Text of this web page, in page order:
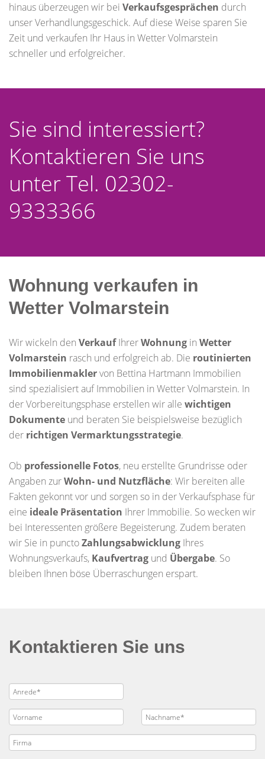
hinaus überzeugen wir bei Verkaufsgesprächen durch
unser Verhandlungsgeschick. Auf diese Weise sparen Sie
Zeit und verkaufen Ihr Haus in Wetter Volmarstein
schneller und erfolgreicher.
Sie sind interessiert?
Kontaktieren Sie uns
unter Tel. 02302-
9333366
Wohnung verkaufen in
Wetter Volmarstein
Wir wickeln den VerkaufIhrerWohnung in Wetter
Volmarstein rasch und erfolgreich ab. Die routinierten
Immobilienmaklervon Bettina Hartmann Immobilien
sind spezialisiert auf Immobilien in Wetter Volmarstein. In
der Vorbereitungsphase erstellen wir alle wichtigen
Dokumente und beraten Sie beispielsweise bezüglich
der richtigen Vermarktungsstrategie.
Ob professionelle Fotos, neu erstellte Grundrisse oder
Angaben zurWohn- und Nutzfläche: Wir bereiten alle
Fakten gekonnt vor und sorgen so in der Verkaufsphase für
eine ideale Präsentation Ihrer Immobilie. So wecken wir
bei Interessenten größere Begeisterung. Zudem beraten
wir Sie in punctoZahlungsabwicklung Ihres
Wohnungsverkaufs, Kaufvertrag und Übergabe. So
bleiben Ihnen böse Überraschungen erspart.
Kontaktieren Sie uns